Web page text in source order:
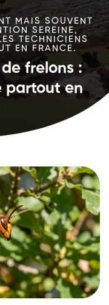
MAIS SOUVENT
SEREINE,
TECHNICIENS
EN FRANCE.
frelons :
partout en